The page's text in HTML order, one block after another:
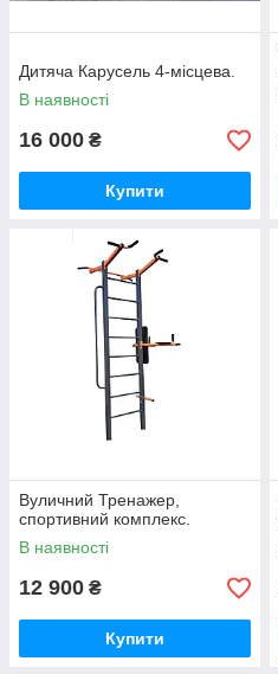
Дитяча Карусель 4-місцева.
В наявності
16 000 ₴
Купити
Вуличний Тренажер,
спортивний комплекс.
В наявності
12 900 ₴
Купити